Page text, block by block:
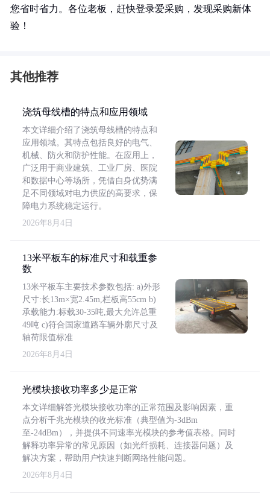
您省时省力。各位老板，赶快登录爱采购，发现采购新体
验！
其他推荐
浇筑母线槽的特点和应用领域
本文详细介绍了浇筑母线槽的特点和
应用领域。其特点包括良好的电气、
机械、防火和防护性能。在应用上，
广泛用于商业建筑、工业厂房、医院
和数据中心等场所，凭借自身优势满
足不同领域对电力供应的高要求，保
障电力系统稳定运行。
2026年8月4日
13米平板车的标准尺寸和载重参
数
13米平板车主要技术参数包括: a)外形
尺寸:长13m×宽2.45m,栏板高55cm b)
承载能力:标载30-35吨,最大允许总重
49吨 c)符合国家道路车辆外廓尺寸及
轴荷限值标准
2026年8月4日
光模块接收功率多少是正常
本文详细解答光模块接收功率的正常范围及影响因素，重
点分析千兆光模块的收光标准（典型值为-3dBm
至-24dBm），并提供不同速率光模块的参考值表格。同时
解释功率异常的常见原因（如光纤损耗、连接器问题）及
解决方案，帮助用户快速判断网络性能问题。
2026年8月4日